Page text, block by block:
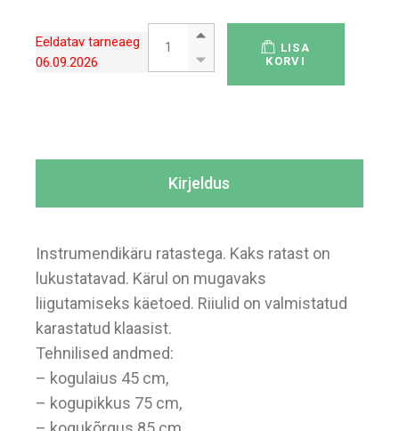
Eeldatav tarneaeg
06.09.2026
Instrumendikäru MMIK quantity
LISA
KORVI
Kirjeldus
Instrumendikäru ratastega. Kaks ratast on
lukustatavad. Kärul on mugavaks
liigutamiseks käetoed. Riiulid on valmistatud
karastatud klaasist.
Tehnilised andmed:
– kogulaius 45 cm,
– kogupikkus 75 cm,